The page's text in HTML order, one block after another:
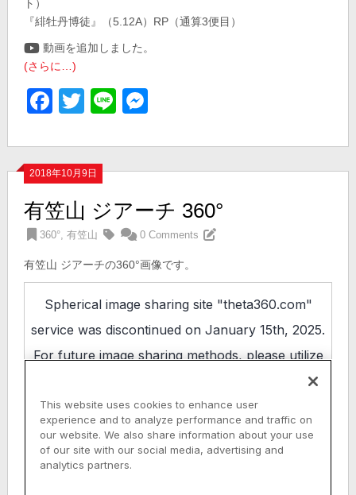
ト）
『緋牡丹博徒』（5.12A）RP（通算3便目）
動画を追加しました。
(さらに…)
Facebook
Twitter
Line
2018年10月9日
有笠山 ジアーチ 360°
360°,有笠山 0 Comments
有笠山 ジアーチの360°画像です。